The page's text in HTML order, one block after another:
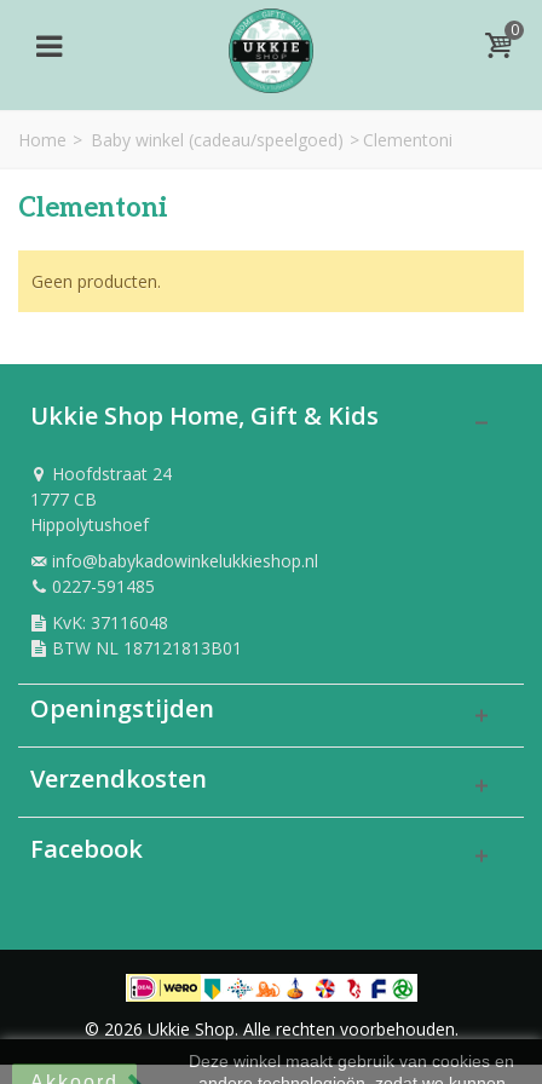
0
Home > Baby winkel (cadeau/speelgoed) > Clementoni
Clementoni
Geen producten.
Ukkie Shop Home, Gift & Kids
Hoofdstraat 24
1777 CB
Hippolytushoef
info@babykadowinkelukkieshop.nl
0227-591485
KvK: 37116048
BTW NL 187121813B01
Openingstijden
Verzendkosten
Facebook
Deze winkel maakt gebruik van cookies en
© 2026 Ukkie Shop. Alle rechten voorbehouden.